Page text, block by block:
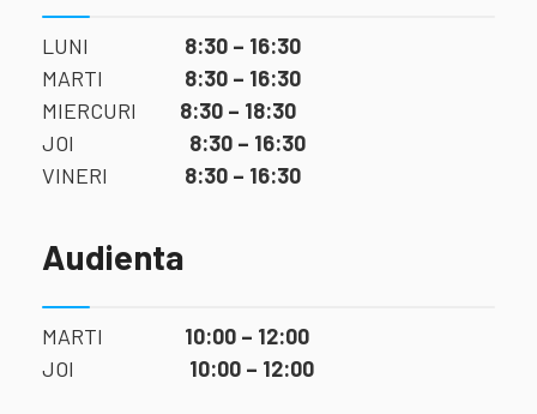
LUNI 8:30 – 16:30
MARTI 8:30 – 16:30
MIERCURI 8:30 – 18:30
JOI 8:30 – 16:30
VINERI 8:30 – 16:30
Audienta
MARTI 10:00 – 12:00
JOI 10:00 – 12:00